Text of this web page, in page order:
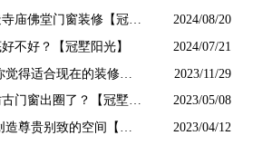
庙佛堂门窗装修【冠墅
2024/08/20
不好？【冠墅阳光】 2024/07/21
得适合现在的装修吗?
2023/11/29
门窗出圈了？【冠墅阳
2023/05/08
2023/04/12